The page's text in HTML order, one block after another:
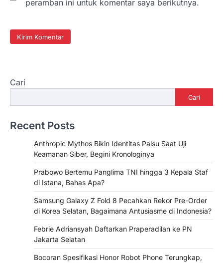
peramban ini untuk komentar saya berikutnya.
Cari
Cari
Recent Posts
Anthropic Mythos Bikin Identitas Palsu Saat Uji
Keamanan Siber, Begini Kronologinya
Prabowo Bertemu Panglima TNI hingga 3 Kepala Staf
di Istana, Bahas Apa?
Samsung Galaxy Z Fold 8 Pecahkan Rekor Pre-Order
di Korea Selatan, Bagaimana Antusiasme di Indonesia?
Febrie Adriansyah Daftarkan Praperadilan ke PN
Jakarta Selatan
Bocoran Spesifikasi Honor Robot Phone Terungkap,